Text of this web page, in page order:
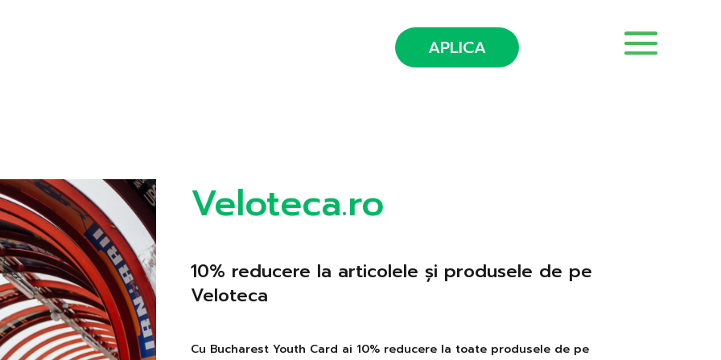
APLICA
Veloteca.ro
10% reducere la articolele și produsele de pe
Veloteca
Cu Bucharest Youth Card ai 10% reducere la toate produsele de pe